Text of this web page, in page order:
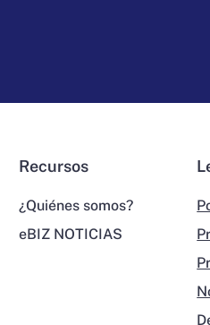
Recursos
¿Quiénes somos?
eBIZ NOTICIAS